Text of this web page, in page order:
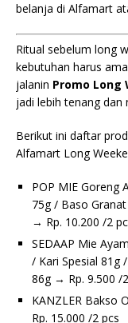
belanja di Alfamart
Ritual sebelum long
kebutuhan harus
jalanin Promo Long
jadi lebih tenang dan
Berikut ini daftar
Alfamart Long
POP MIE Goreng
75g / Baso
→ Rp. 10.200 /2
SEDAAP Mie
/ Kari Spesial 81g
86g → Rp. 9.500 /
KANZLER Bakso
Rp. 15.000 /2 pcs